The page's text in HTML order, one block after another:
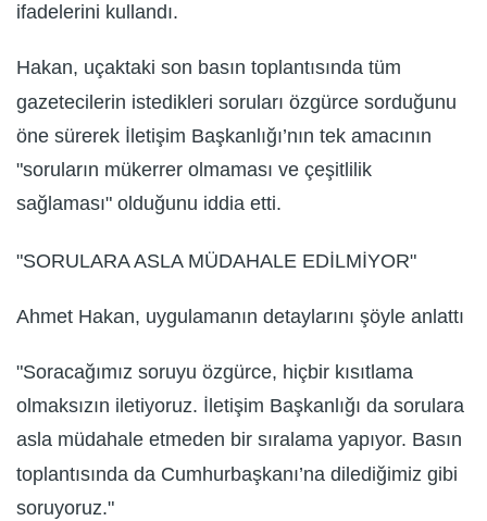
ifadelerini kullandı.
Hakan, uçaktaki son basın toplantısında tüm
gazetecilerin istedikleri soruları özgürce sorduğunu
öne sürerek İletişim Başkanlığı’nın tek amacının
"soruların mükerrer olmaması ve çeşitlilik
sağlaması" olduğunu iddia etti.
"SORULARA ASLA MÜDAHALE EDİLMİYOR"
Ahmet Hakan, uygulamanın detaylarını şöyle anlattı
"Soracağımız soruyu özgürce, hiçbir kısıtlama
olmaksızın iletiyoruz. İletişim Başkanlığı da sorulara
asla müdahale etmeden bir sıralama yapıyor. Basın
toplantısında da Cumhurbaşkanı’na dilediğimiz gibi
soruyoruz."